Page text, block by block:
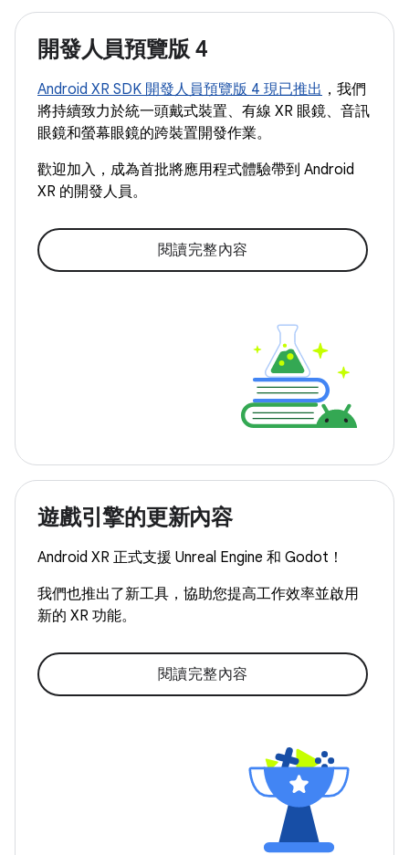
開發人員預覽版 4
Android XR SDK 開發人員預覽版 4 現已推出 ，我們
將持續致力於統一頭戴式裝置、有線 XR 眼鏡、音訊
眼鏡和螢幕眼鏡的跨裝置開發作業。
歡迎加入，成為首批將應用程式體驗帶到 Android
XR 的開發人員。
閱讀完整內容
遊戲引擎的更新內容
Android XR 正式支援 Unreal Engine 和 Godot！
我們也推出了新工具，協助您提高工作效率並啟用
新的 XR 功能。
閱讀完整內容